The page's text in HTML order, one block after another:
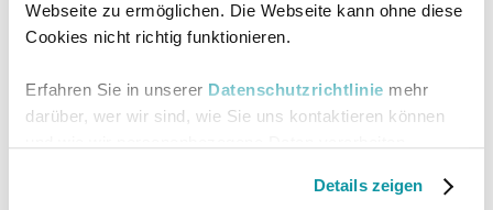
Webseite zu ermöglichen. Die Webseite kann ohne diese
Cookies nicht richtig funktionieren.
Erfahren Sie in unserer Datenschutzrichtlinie mehr
darüber, wer wir sind, wie Sie uns kontaktieren können
Details zeigen